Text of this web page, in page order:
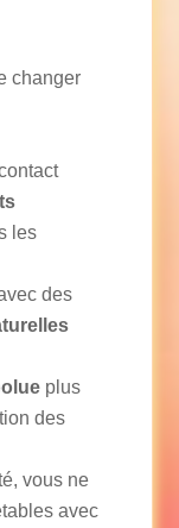
changer
les
des
plus
des
vous ne
avec